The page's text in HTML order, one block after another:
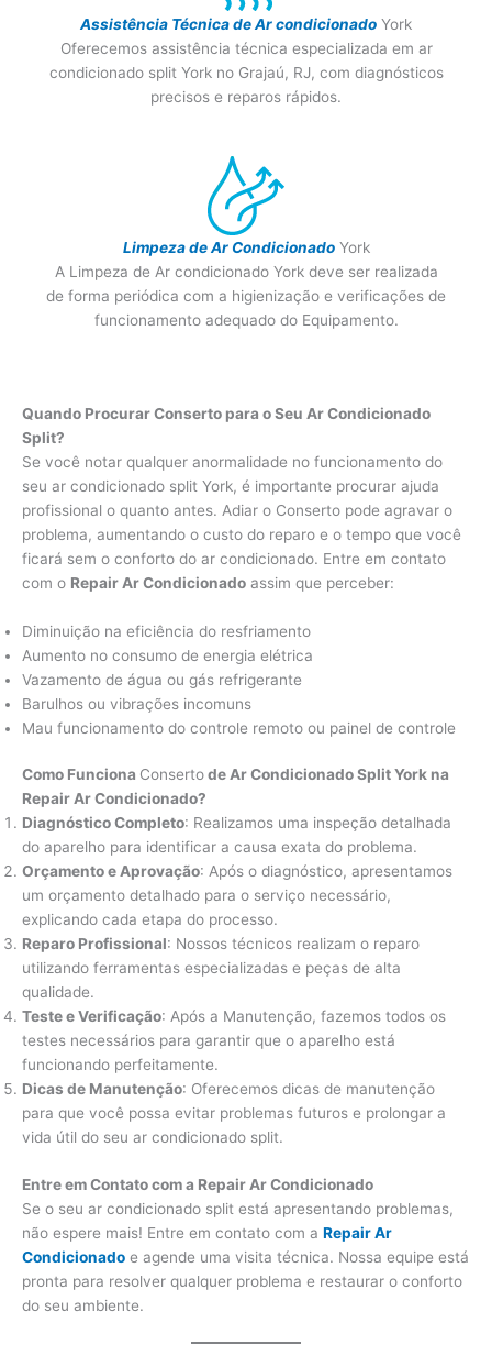
Assistência Técnica de Ar condicionado York
Oferecemos assistência técnica especializada em ar
condicionado split York no Grajaú, RJ, com diagnósticos
precisos e reparos rápidos.
Limpeza de Ar CondicionadoYork
A Limpeza de Ar condicionado York deve ser realizada
de forma periódica com a higienização e verificações de
funcionamento adequado do Equipamento.
Quando Procurar Conserto para o Seu Ar Condicionado
Split?
Se você notar qualquer anormalidade no funcionamento do
seu ar condicionado split York, é importante procurar ajuda
profissional o quanto antes. Adiar o Conserto pode agravar o
problema, aumentando o custo do reparo e o tempo que você
ficará sem o conforto do ar condicionado. Entre em contato
com o Repair Ar Condicionado assim que perceber:
Diminuição na eficiência do resfriamento
Aumento no consumo de energia elétrica
Vazamento de água ou gás refrigerante
Barulhos ou vibrações incomuns
Mau funcionamento do controle remoto ou painel de controle
Como Funciona Consertode Ar Condicionado Split York na
Repair Ar Condicionado?
Diagnóstico Completo: Realizamos uma inspeção detalhada
do aparelho para identificar a causa exata do problema.
Orçamento e Aprovação: Após o diagnóstico, apresentamos
um orçamento detalhado para o serviço necessário,
explicando cada etapa do processo.
Reparo Profissional: Nossos técnicos realizam o reparo
utilizando ferramentas especializadas e peças de alta
qualidade.
Teste e Verificação: Após a Manutenção, fazemos todos os
testes necessários para garantir que o aparelho está
funcionando perfeitamente.
Dicas de Manutenção: Oferecemos dicas de manutenção
para que você possa evitar problemas futuros e prolongar a
vida útil do seu ar condicionado split.
Entre em Contato com a Repair Ar Condicionado
Se o seu ar condicionado split está apresentando problemas,
não espere mais! Entre em contato com a Repair Ar
Condicionado e agende uma visita técnica. Nossa equipe está
pronta para resolver qualquer problema e restaurar o conforto
do seu ambiente.